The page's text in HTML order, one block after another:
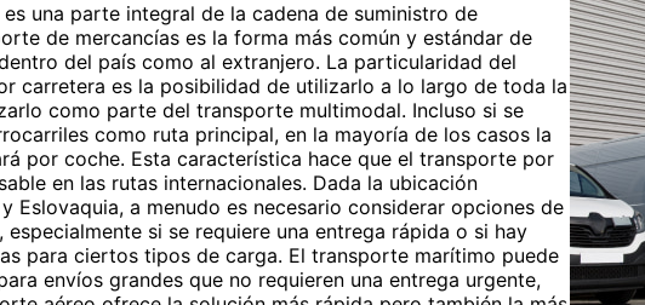
una parte integral de la cadena de suministro de
de mercancías es la forma más común y estándar de
del país como al extranjero. La particularidad del
carretera es la posibilidad de utilizarlo a lo largo de toda la
como parte del transporte multimodal. Incluso si se
como ruta principal, en la mayoría de los casos la
por coche. Esta característica hace que el transporte por
en las rutas internacionales. Dada la ubicación
Eslovaquia, a menudo es necesario considerar opciones de
si se requiere una entrega rápida o si hay
para ciertos tipos de carga. El transporte marítimo puede
envíos grandes que no requieren una entrega urgente,